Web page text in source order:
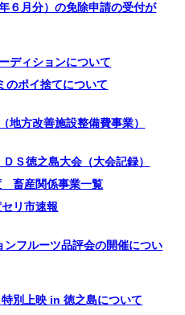
６月分）の免除申請の受付が
ディションについて
のポイ捨てについて
地方改善施設整備費事業）
Ｓ徳之島大会（大会記録）
畜産関係事業一覧
リ市速報
フルーツ品評会の開催につい
特別上映 in 徳之島について